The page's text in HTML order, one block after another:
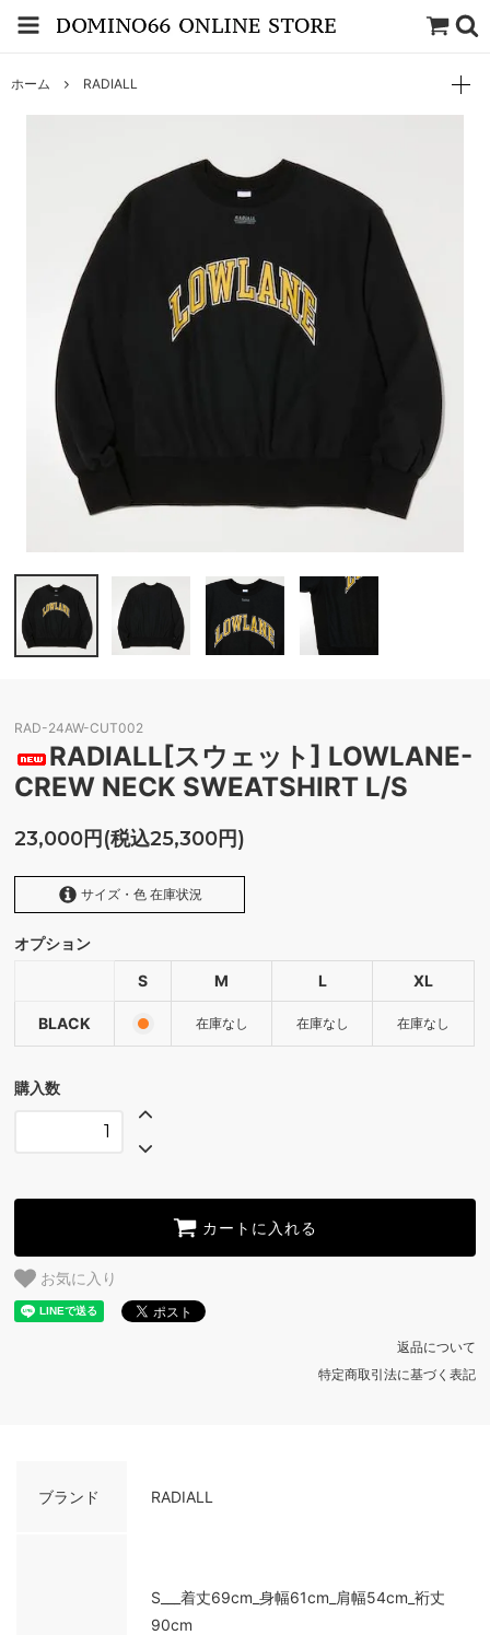
ホーム RADIALL
RAD-24AW-CUT002
RADIALL[スウェット] LOWLANE-
CREW NECK SWEATSHIRT L/S
23,000円(税込25,300円)
サイズ・色 在庫状況
BLACK
BLACK
SOLD OUT
オプション
S
M L XL
BLACK 在庫なし 在庫なし 在庫なし
購入数
カートに入れる
お気に入り
返品について
特定商取引法に基づく表記
ブランド RADIALL
S___着丈69cm_身幅61cm_肩幅54cm_裄丈
90cm